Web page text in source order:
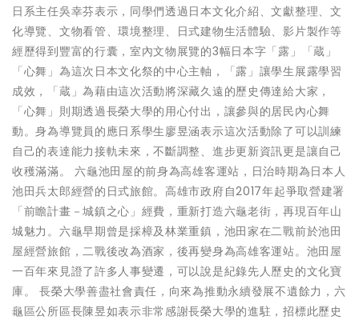
日系主任吳幸芬表示，同學們透過日本文化介紹、文獻整理、文
化導覽、文物看管、環境整理、日式建物生活體驗、影片製作等
經歷得到豐富的行囊，室內文物展覽的3幅日本字「露」「蔵」
「心舞」為這次日本文化祭的中心主軸，「露」讓學生展露學習
成效，「蔵」為藉由這次活動將深藏久遠的歷史傳達給大家，
「心舞」則期透過長榮大學的用心付出，讓參與的居民內心舞
動。身為導覽員的應日系學生廖昱涵表示這次活動除了可以訓練
自己的表達能力接軌未來，不斷調整、進步更新資訊更是讓自己
收穫滿滿。 六龜池田屋的前身為高雄客運站，日治時期為日本人
池田兵太郎經營的日式旅館。高雄市政府自2017年起爭取營建署
「前瞻計畫－城鎮之心」經費，重新打造六龜老街，再現百年山
城魅力。六龜早期曾是採樟及林業重鎮，池田家在二戰前於池田
屋經營旅館，二戰後改為酒家，後再變身為高雄客運站。池田屋
一百年來見證了許多人事變遷，可以說是紀錄先人歷史的文化寶
庫。 長榮大學善盡社會責任，向來為推動永續發展不遺餘力，六
龜區公所區長陳昱如表示非常感謝長榮大學的進駐，招標此歷史